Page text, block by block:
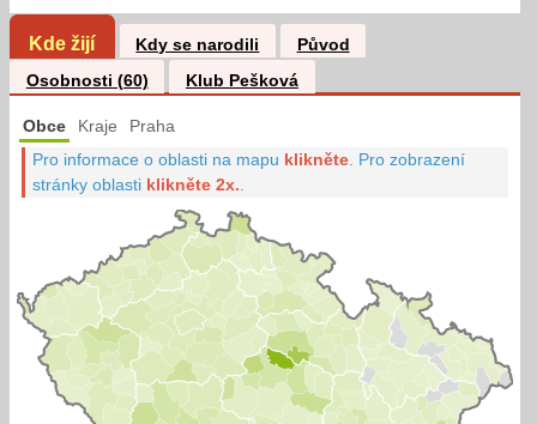
Kde žijí Kdy se narodili
Původ
Osobnosti (60)
Klub Pešková
Obce Kraje Praha
Pro informace o oblasti na mapu klikněte Pro zobrazení
stránky oblasti klikněte 2x.